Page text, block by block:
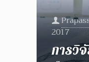
2017
การวิ